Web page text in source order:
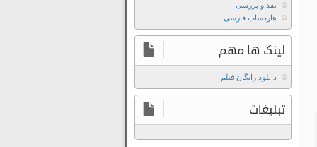
نقد و بررسی
هاردساب فارسی
لینک ها مهم
دانلود رایگان فیلم
تبلیغات